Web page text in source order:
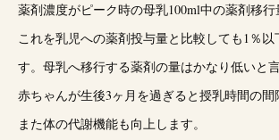
薬剤濃度がピーク時の母乳100ml中の薬剤移行
これを乳児への薬剤投与量と比較しても1％以
す。母乳へ移行する薬剤の量はかなり低いと言
赤ちゃんが生後3ヶ月を過ぎると授乳時間の間
また体の代謝機能も向上します。